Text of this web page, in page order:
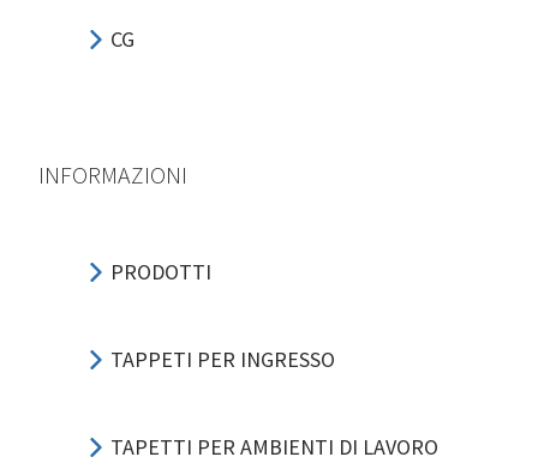
CG
INFORMAZIONI
PRODOTTI
TAPPETI PER INGRESSO
TAPETTI PER AMBIENTI DI LAVORO